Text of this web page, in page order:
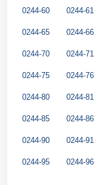
0244-60 0244-61
0244-65 0244-66
0244-70 0244-71
0244-75 0244-76
0244-80 0244-81
0244-85 0244-86
0244-90 0244-91
0244-95 0244-96